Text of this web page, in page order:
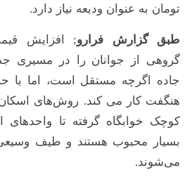
تومان به عنوان ودیعه نیاز دارد.
طبق گزارش فرارو; افزایش
گروهی از جوانان را در مسیری
جاده اگرچه مستقل است، اما با
هنگفت کار می کند. روش‌های اسکان
کوچک خوابگاه گرفته تا واحدهای
بسیار محبوب هستند و طیف
می‌شوند.